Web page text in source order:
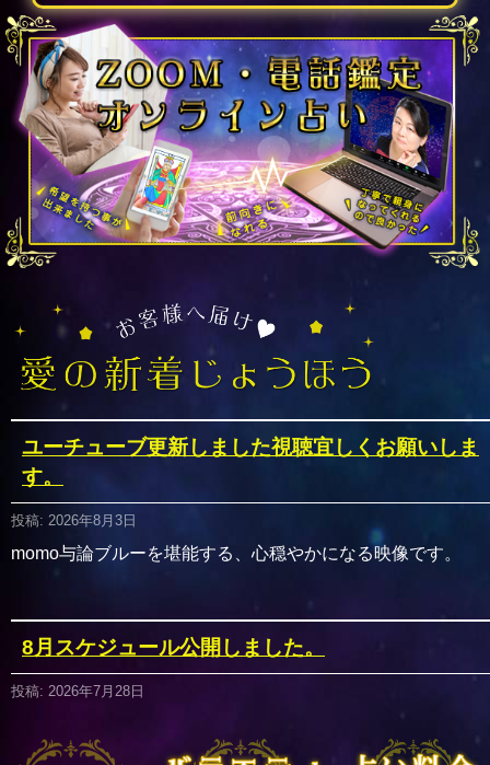
ユーチューブ更新しました視聴宜しくお願いしま
す。
投稿: 2026年8月3日
momo与論ブルーを堪能する、心穏やかになる映像です。
8月スケジュール公開しました。
投稿: 2026年7月28日
ール